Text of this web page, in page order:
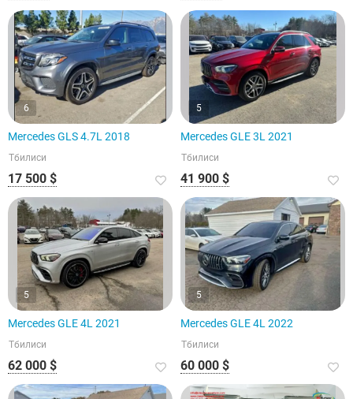
6
Mercedes GLS 4.7L 2018
Тбилиси
17 500 $
5
Mercedes GLE 3L 2021
Тбилиси
41 900 $
5
Mercedes GLE 4L 2021
Тбилиси
62 000 $
5
Mercedes GLE 4L 2022
Тбилиси
60 000 $